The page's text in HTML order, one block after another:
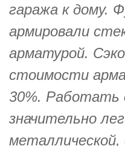
гаража к дому.
армировали
арматурой.
стоимости
30%. Работать
значительно
металлической,